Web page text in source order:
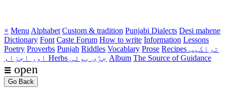
× Menu Alphabet Custom & tradition Punjabi Dialects Desi mahene
Dictionary Font Caste Forum How to write Information Lessons
Poetry Proverbs Punjab Riddles Vocablary Prose Recipes تراکیب
Herbs جڑی بوٹی Album The Source of Guidance
☰ open
Go Back